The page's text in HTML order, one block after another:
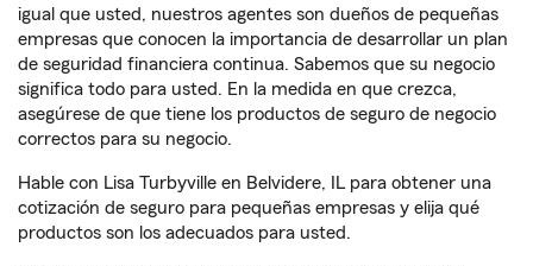
igual que usted, nuestros agentes son dueños de pequeñas
empresas que conocen la importancia de desarrollar un plan
de seguridad financiera continua. Sabemos que su negocio
significa todo para usted. En la medida en que crezca,
asegúrese de que tiene los productos de seguro de negocio
correctos para su negocio.
Hable con Lisa Turbyville en Belvidere, IL para obtener una
cotización de seguro para pequeñas empresas y elija qué
productos son los adecuados para usted.